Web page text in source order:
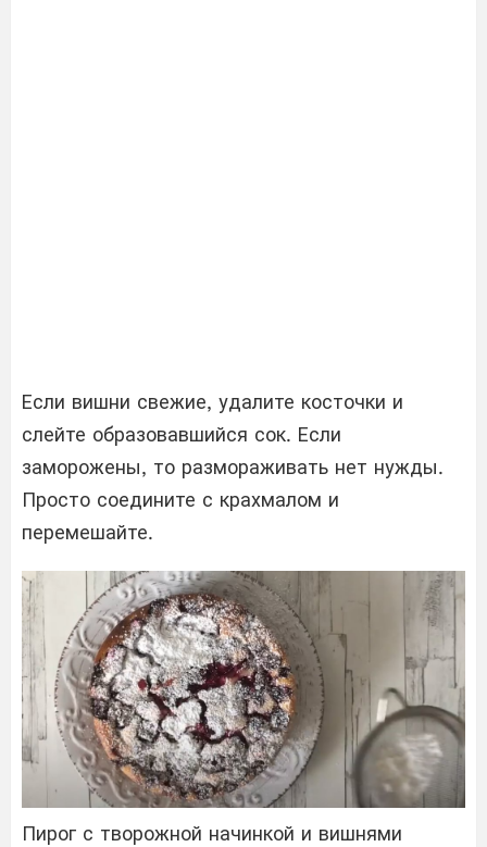
Если вишни свежие, удалите косточки и
слейте образовавшийся сок. Если
заморожены, то размораживать нет нужды.
Просто соедините с крахмалом и
перемешайте.
Пирог с творожной начинкой и вишнями